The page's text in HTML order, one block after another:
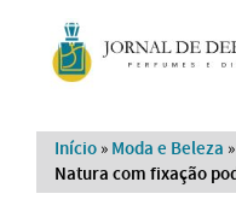
Início » Moda e Beleza »
Natura com fixação